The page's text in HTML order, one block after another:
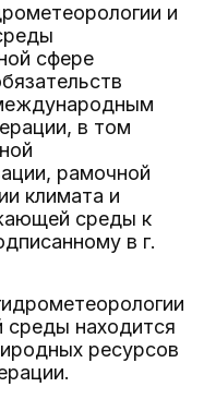
и
сфере
в том
рамочной
климата и
среды к
в г.
находится
ресурсов